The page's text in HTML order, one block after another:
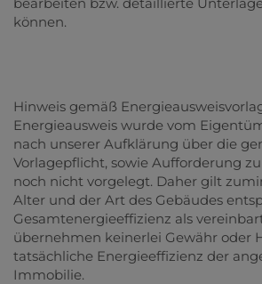
können.
Hinweis gemäß
Energieausweis wurde vom
nach unserer Aufklärung über die
Vorlagepflicht, sowie Aufforderung
noch nicht vorgelegt. Daher gilt
Alter und der Art des Gebäudes
Gesamtenergieeffizienz als
übernehmen keinerlei Gewähr oder
tatsächliche Energieeffizienz der
Immobilie.